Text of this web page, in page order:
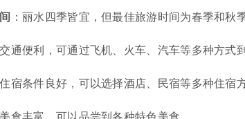
：丽水四季皆宜，但最佳旅游时间为春季和秋季
交通便利，可通过飞机、火车、汽车等多种方式到
住宿条件良好，可以选择酒店、民宿等多种住宿方